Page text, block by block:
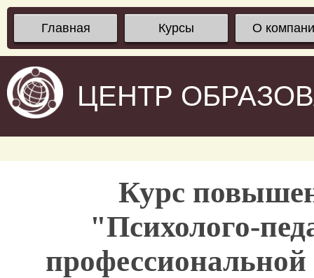
Главная Курсы О
ЦЕНТР
Курс
"Психолого-